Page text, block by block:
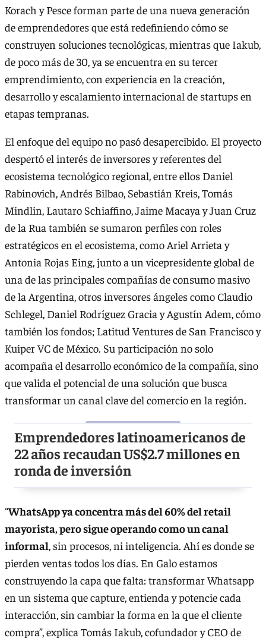
Korach y Pesce forman parte de una nueva generación
de emprendedores que está redefiniendo cómo se
construyen soluciones tecnológicas, mientras que Iakub,
de poco más de 30, ya se encuentra en su tercer
emprendimiento, con experiencia en la creación,
desarrollo y escalamiento internacional de startups en
etapas tempranas.
El enfoque del equipo no pasó desapercibido. El proyecto
despertó el interés de inversores y referentes del
ecosistema tecnológico regional, entre ellos Daniel
Rabinovich, Andrés Bilbao, Sebastián Kreis, Tomás
Mindlin, Lautaro Schiaffino, Jaime Macaya y Juan Cruz
de la Rua también se sumaron perfiles con roles
estratégicos en el ecosistema, como Ariel Arrieta y
Antonia Rojas Eing, junto a un vicepresidente global de
una de las principales compañías de consumo masivo
de la Argentina, otros inversores ángeles como Claudio
Schlegel, Daniel Rodríguez Gracia y Agustín Adem, cómo
también los fondos; Latitud Ventures de San Francisco y
Kuiper VC de México. Su participación no solo
acompaña el desarrollo económico de la compañía, sino
que valida el potencial de una solución que busca
transformar un canal clave del comercio en la región.
Emprendedores latinoamericanos de
22 años recaudan US$2.7 millones en
ronda de inversión
“WhatsApp ya concentra más del 60% del retail
mayorista, pero sigue operando como un canal
informal, sin procesos, ni inteligencia. Ahí es donde se
pierden ventas todos los días. En Galo estamos
construyendo la capa que falta: transformar Whatsapp
en un sistema que capture, entienda y potencie cada
interacción, sin cambiar la forma en la que el cliente
compra”, explica Tomás Iakub, cofundador y CEO de